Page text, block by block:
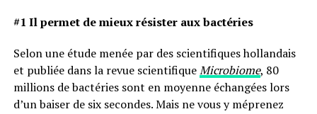
#1 Il permet de mieux résister aux bactéries
Selon une étude menée par des scientifiques hollandais
et publiée dans la revue scientifiqueMicrobiome, 80
millions de bactéries sont en moyenne échangées lors
d’un baiser de six secondes. Mais ne vous y méprenez